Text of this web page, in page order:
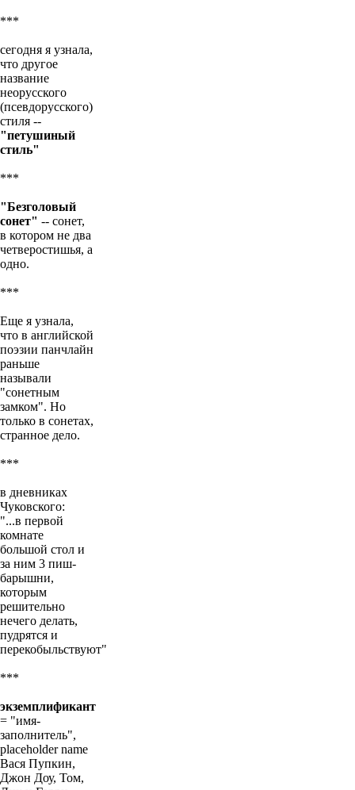
***
сегодня я узнала,
что другое
название
неорусского
(псевдорусского)
стиля --
"петушиный
стиль"
***
"Безголовый
сонет" -- сонет,
в котором не два
четверостишья, а
одно.
***
Еще я узнала,
что в английской
поэзии панчлайн
раньше
называли
"сонетным
замком". Но
только в сонетах,
странное дело.
***
в дневниках
Чуковского:
"...в первой
комнате
большой стол и
за ним 3 пиш-
барышни,
которым
решительно
нечего делать,
пудрятся и
перекобыльствуют"
***
экземплификант
= "имя-
заполнитель",
placeholder name
Вася Пупкин,
Джон Доу, Том,